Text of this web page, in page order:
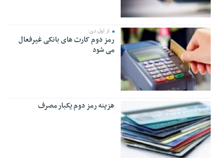
از اول دی:
رمز دوم کارت های بانکی غیرفعال
می شود
هزینه رمز دوم یکبار مصرف